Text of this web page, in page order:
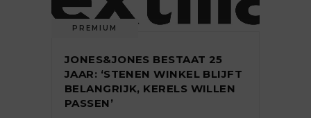
PREMIUM
JONES&JONES BESTAAT 25
JAAR: ‘STENEN WINKEL BLIJFT
BELANGRIJK, KERELS WILLEN
PASSEN’